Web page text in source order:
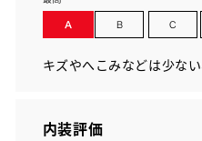
キズやへこみなどは少な
内装評価